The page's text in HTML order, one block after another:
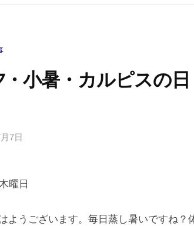
・小暑・カルピスの
7日
i
a
の
メ
曜日
ようございます。毎日蒸し暑いですね